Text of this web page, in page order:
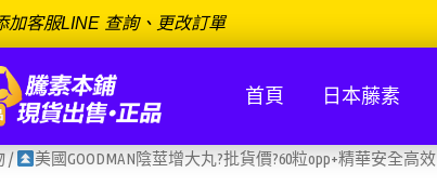
加客服LINE 查詢、更改訂單
首頁 日本藤素
/ 美國GOODMAN陰莖增大丸?批貨價?60粒opp+精華安全高效